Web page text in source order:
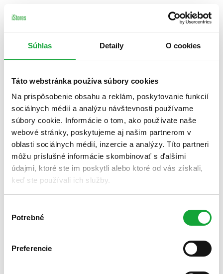
Súhlas Detaily O cookies
Táto webstránka používa súbory cookies
Na prispôsobenie obsahu a reklám, poskytovanie funkcií
sociálnych médií a analýzu návštevnosti používame
súbory cookie. Informácie o tom, ako používate naše
webové stránky, poskytujeme aj našim partnerom v
oblasti sociálnych médií, inzercie a analýzy. Títo partneri
môžu príslušné informácie skombinovať s ďalšími
údajmi, ktoré ste im poskytli alebo ktoré od vás získali,
keď ste používali ich služby.
súhlasu
Potrebné
Preferencie